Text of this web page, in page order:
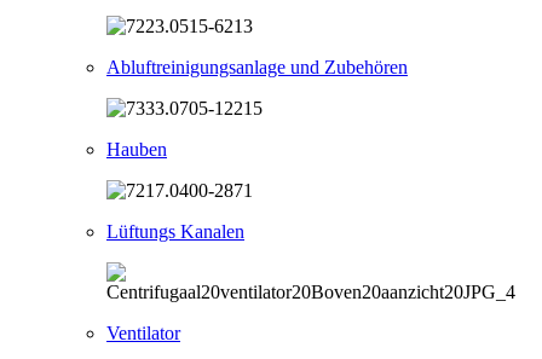
Abluftreinigungsanlage und Zubehören
Hauben
Lüftungs Kanalen
Ventilator